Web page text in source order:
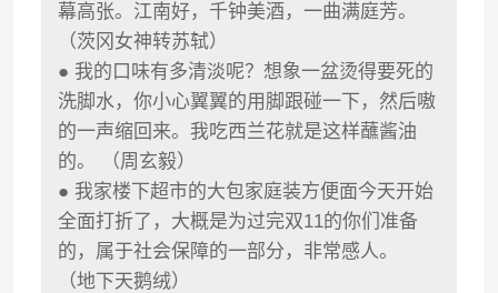
幕高张。江南好，千钟美酒，一曲满庭芳。
（茨冈女神转苏轼）
● 我的口味有多清淡呢？想象一盆烫得要死的
洗脚水，你小心翼翼的用脚跟碰一下，然后嗷
的一声缩回来。我吃西兰花就是这样蘸酱油
的。 （周玄毅）
● 我家楼下超市的大包家庭装方便面今天开始
全面打折了，大概是为过完双11的你们准备
的，属于社会保障的一部分，非常感人。
（地下天鹅绒）